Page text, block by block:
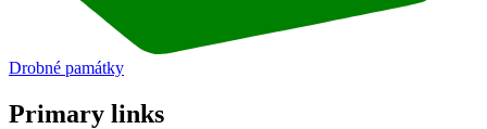
Drobné památky
Primary links